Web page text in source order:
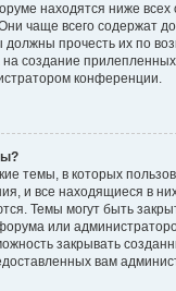
находятся ниже всех
чаще всего содержат
прочесть их по
создание
конференции.
темы, в которых
и все находящиеся в
Темы могут быть
или
закрывать
вам